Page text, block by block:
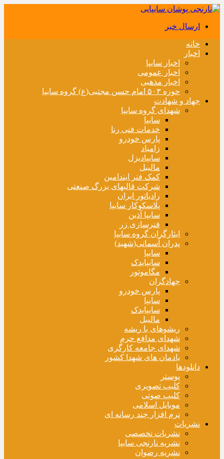
ارسال خبر
خانه
اخبار
اخبار سایپا
اخبار عمومی
اخبار مذهبی
حوزه ۵۰۳ امام حسن مجتبی(ع) گروه سایپا
جهاد و شهادت
شهدای گروه سایپا
سایپا
خدمات فنی رنا
پارس خودرو
زامیاد
سایپادیزل
مالیبل
کمک فنر ایندامین
شرکت قالبهای بزرگ صنعتی
رادیاتور ایران
پلاسکوکار سایپا
سایپا آذین
فنرسازی زر
ایثارگران گروه سایپا
پدران آسمانی(شهید)
سایپا
سایپایدک
مگاموتور
جهادگران
پارس خودرو
سایپا
سایپایدک
مالیبل
ریشوهای با ریشه
شهدای مدافع حرم
شهدای جامعه کارگری
یادمان های شهدا کشور
دانلودها
پوستر
کلیپ تصویری
کلیپ صوتی
موبایل اسلامی
نرم افزار چند رسانه ای
نشریات
نشریات تخصصی
نشریه نارنجی سایپا
نشریه رضوان